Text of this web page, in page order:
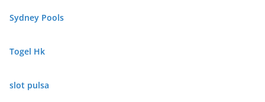
Sydney Pools
Togel Hk
slot pulsa